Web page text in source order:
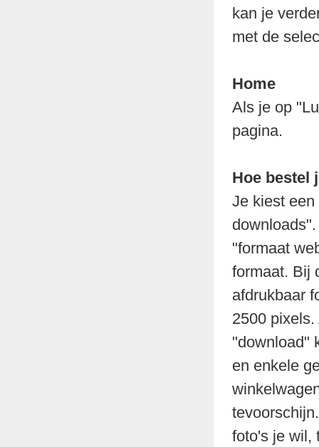
kan je
met de
Home
Als je op
pagina.
Hoe bestel
Je kiest
"formaat
formaat. Bij
afdrukbaar
2500
"download"
en enkele
foto's je wil,